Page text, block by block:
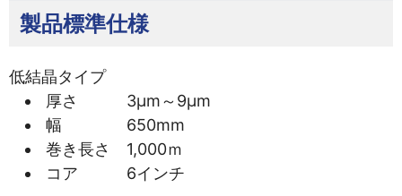
製品標準仕様
低結晶タイプ
厚さ 3μm～9μm
幅 650mm
巻き長さ 1,000ｍ
コア 6インチ